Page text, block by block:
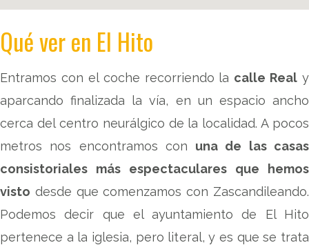
Qué ver en El Hito
Entramos con el coche recorriendo la calle Real y
aparcando finalizada la vía, en un espacio ancho
cerca del centro neurálgico de la localidad. A pocos
metros nos encontramos con una de las casas
consistoriales más espectaculares que hemos
visto desde que comenzamos con Zascandileando.
Podemos decir que el ayuntamiento de El Hito
pertenece a la iglesia, pero literal, y es que se trata